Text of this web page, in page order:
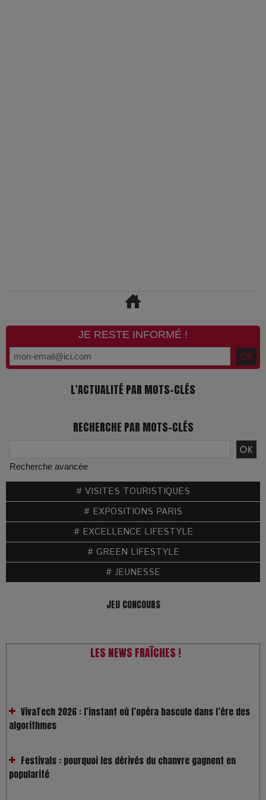
JE RESTE INFORMÉ !
L'ACTUALITÉ PAR MOTS-CLÉS
RECHERCHE PAR MOTS-CLÉS
Recherche avancée
# VISITES TOURISTIQUES
# EXPOSITIONS PARIS
# EXCELLENCE LIFESTYLE
# GREEN LIFESTYLE
# JEUNESSE
JEU CONCOURS
LES NEWS FRAÎCHES !